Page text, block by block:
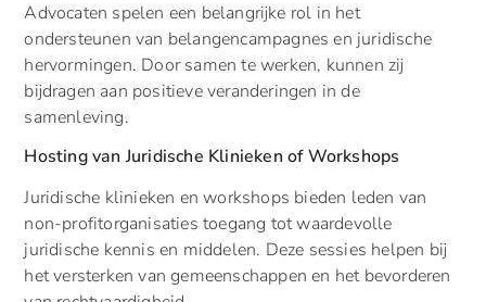
Advocaten spelen een belangrijke rol in het
ondersteunen van belangencampagnes en juridische
hervormingen. Door samen te werken, kunnen zij
bijdragen aan positieve veranderingen in de
samenleving.
Hosting van Juridische Klinieken of Workshops
Juridische klinieken en workshops bieden leden van
non-profitorganisaties toegang tot waardevolle
juridische kennis en middelen. Deze sessies helpen bij
het versterken van gemeenschappen en het bevorderen